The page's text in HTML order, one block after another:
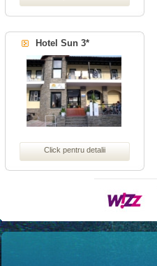
Hotel Sun 3*
Click pentru detalii